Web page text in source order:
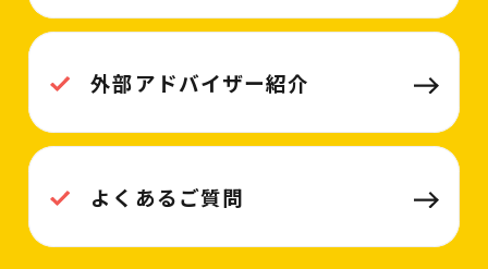
外部アドバイザー紹介
よくあるご質問